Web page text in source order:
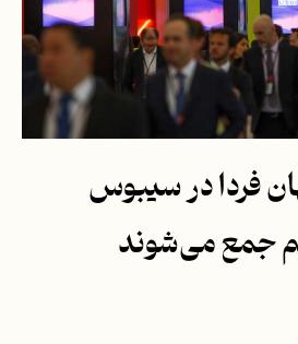
فردا در سیبوس
جمع می‌شوند